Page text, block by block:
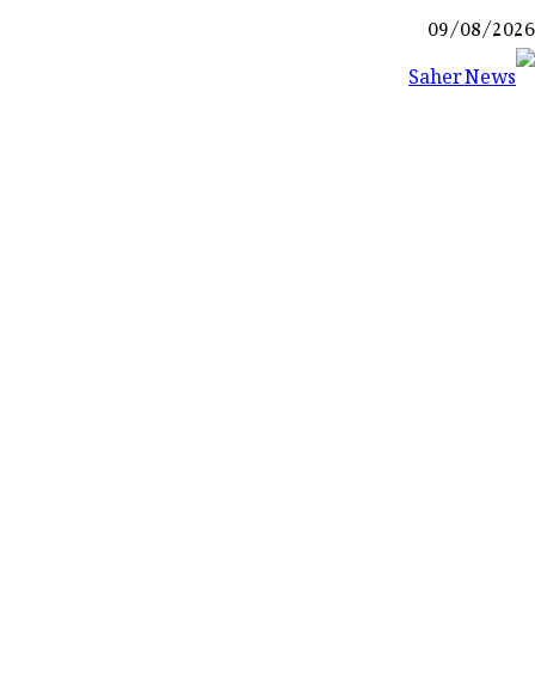
Skip
to
09/08/2026